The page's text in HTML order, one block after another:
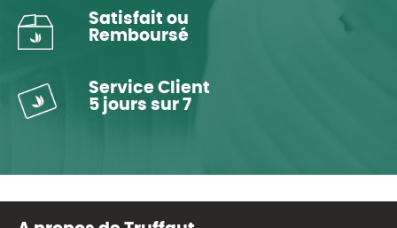
Satisfait ou
Remboursé
Service Client
5 jours sur 7